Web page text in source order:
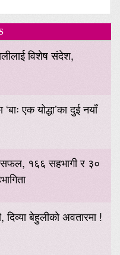
विशेष संदेश,
एक योद्धा’का दुई नयाँ
१६६ सहभागी र ३०
बेहुलीको अवतारमा !